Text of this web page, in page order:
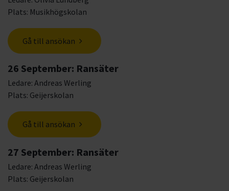
Plats: Musikhögskolan
Gå till ansökan
26 September: Ransäter
Ledare: Andreas Werling
Plats: Geijerskolan
Gå till ansökan
27 September: Ransäter
Ledare: Andreas Werling
Plats: Geijerskolan